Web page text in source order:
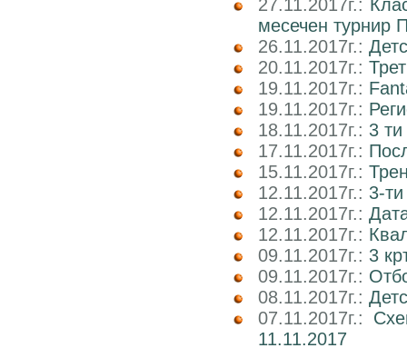
27.11.2017г.:
месечен турнир
26.11.2017г.:
20.11.2017г.:
19.11.2017г.:
19.11.2017г.:
18.11.2017г.: 3
17.11.2017г.:
15.11.2017г.:
12.11.2017г.: 3-
12.11.2017г.:
12.11.2017г.:
09.11.2017г.: 3
09.11.2017г.:
08.11.2017г.:
07.11.2017г.:
11.11.2017